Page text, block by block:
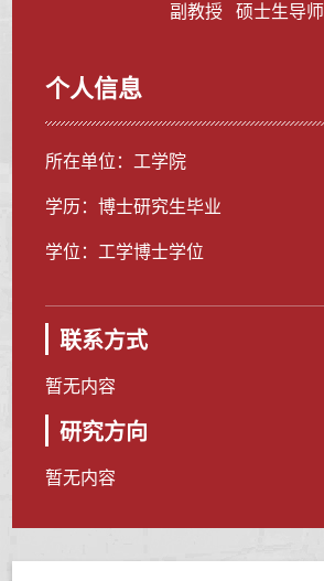
副教授 硕士生导师
个人信息
所在单位：工学院
学历：博士研究生毕业
学位：工学博士学位
联系方式
暂无内容
研究方向
暂无内容